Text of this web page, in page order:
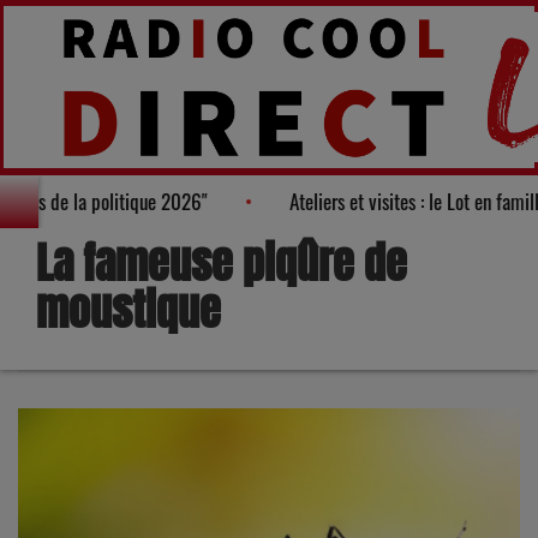
de la politique 2026" Ateliers et visites : le Lot en
La fameuse piqûre de
moustique